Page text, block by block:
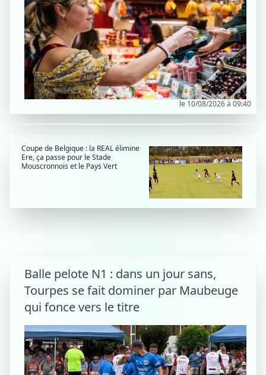
le 10/08/2026 à 09:40
Coupe de Belgique : la REAL élimine
Ere, ça passe pour le Stade
Mouscronnois et le Pays Vert
Balle pelote N1 : dans un jour sans,
Tourpes se fait dominer par Maubeuge
qui fonce vers le titre